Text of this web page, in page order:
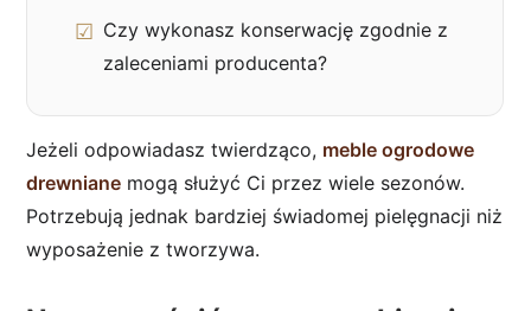
Czy wykonasz konserwację zgodnie z
zaleceniami producenta?
Jeżeli odpowiadasz twierdząco, meble ogrodowe
drewniane mogą służyć Ci przez wiele sezonów.
Potrzebują jednak bardziej świadomej pielęgnacji niż
wyposażenie z tworzywa.